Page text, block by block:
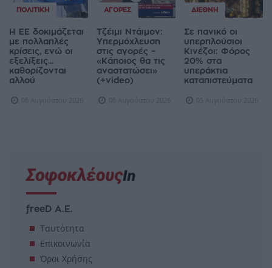
ΠΟΛΙΤΙΚΉ
Η ΕΕ δοκιμάζεται
με πολλαπλές
κρίσεις, ενώ οι
εξελίξεις...
καθορίζονται
αλλού
06 Αυγούστου 2026
ΑΓΟΡΈΣ
Τζέιμι Ντάιμον:
Υπερμόχλευση
στις αγορές –
«Κάποιος θα τις
αναστατώσει»
(+video)
06 Αυγούστου 2026
ΔΙΕΘΝΉ
Σε πανικό οι
υπερπλούσιοι
Κινέζοι: Φόρος
20% στα
υπεράκτια
καταπιστεύματα
05 Αυγούστου 2026
freeD Α.Ε.
Ταυτότητα
Επικοινωνία
Όροι Χρήσης